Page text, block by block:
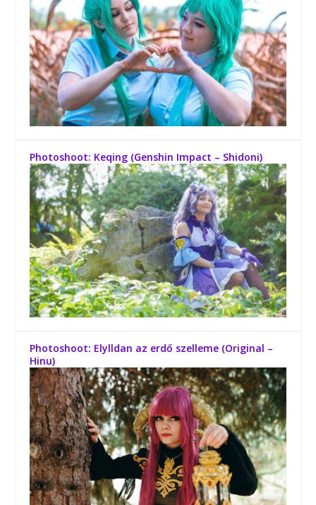
Photoshoot: Keqing (Genshin Impact – Shidoni)
Photoshoot: Elylldan az erdő szelleme (Original –
Hinu)